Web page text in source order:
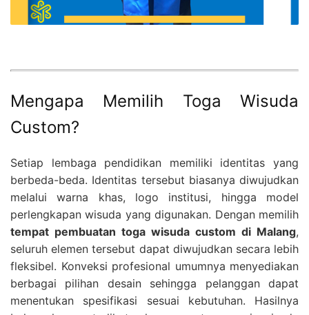
Mengapa Memilih Toga Wisuda
Custom?
Setiap lembaga pendidikan memiliki identitas yang
berbeda-beda. Identitas tersebut biasanya diwujudkan
melalui warna khas, logo institusi, hingga model
perlengkapan wisuda yang digunakan. Dengan memilih
tempat pembuatan toga wisuda custom di Malang,
seluruh elemen tersebut dapat diwujudkan secara lebih
fleksibel. Konveksi profesional umumnya menyediakan
berbagai pilihan desain sehingga pelanggan dapat
menentukan spesifikasi sesuai kebutuhan. Hasilnya